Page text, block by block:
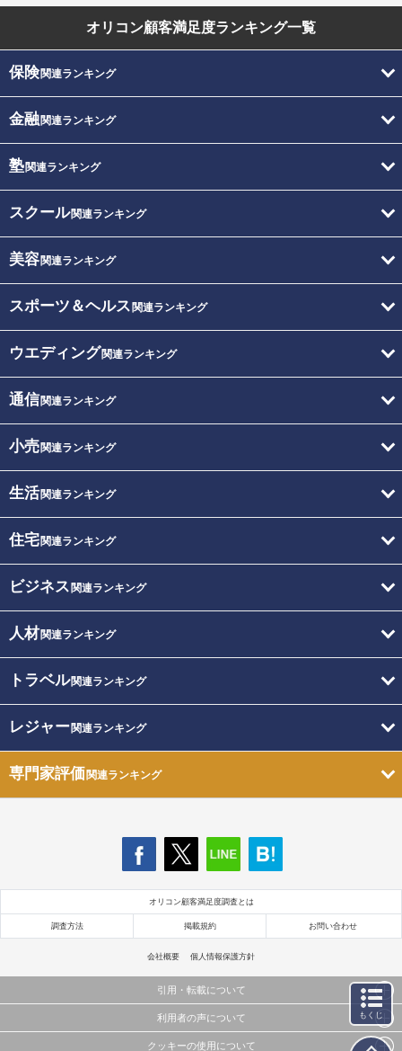
オリコン顧客満足度ランキング一覧
保険関連ランキング
金融関連ランキング
塾関連ランキング
スクール関連ランキング
美容関連ランキング
スポーツ＆ヘルス 関連ランキング
ウエディング関連ランキング
通信関連ランキング
小売関連ランキング
生活関連ランキング
住宅関連ランキング
ビジネス 関連ランキング
人材関連ランキング
トラベル関連ランキング
レジャー関連ランキング
専門家評価関連ランキング
オリコン顧客満足度調査とは
調査方法 掲載規約 お問い合わせ
会社概要 個人情報保護方針
引用・転載について
当サイトで公開されている情報（文字、写真、イラスト、画像データ等）及びこれらの配置・
利用者の声について
当サイトに掲載している内容はすべてサービスの利用者が提出された見解・感想です。
クッキーの使用について
もくじ